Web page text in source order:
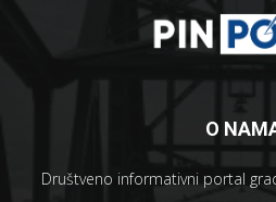
O
Društveno informativni portal